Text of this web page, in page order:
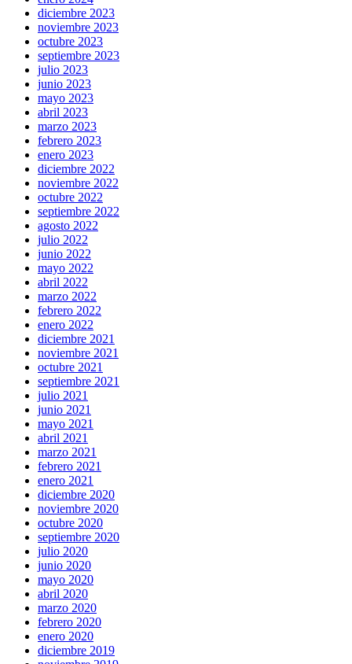
diciembre 2023
noviembre 2023
octubre 2023
septiembre 2023
julio 2023
junio 2023
mayo 2023
abril 2023
marzo 2023
febrero 2023
enero 2023
diciembre 2022
noviembre 2022
octubre 2022
septiembre 2022
agosto 2022
julio 2022
junio 2022
mayo 2022
abril 2022
marzo 2022
febrero 2022
enero 2022
diciembre 2021
noviembre 2021
octubre 2021
septiembre 2021
julio 2021
junio 2021
mayo 2021
abril 2021
marzo 2021
febrero 2021
enero 2021
diciembre 2020
noviembre 2020
octubre 2020
septiembre 2020
julio 2020
junio 2020
mayo 2020
abril 2020
marzo 2020
febrero 2020
enero 2020
diciembre 2019